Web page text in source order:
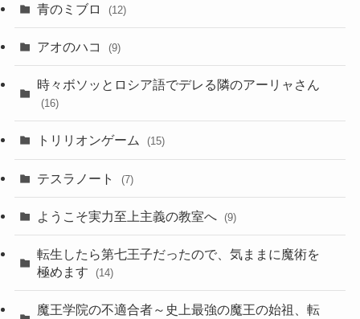
青のミブロ (12)
アオのハコ (9)
時々ボソッとロシア語でデレる隣のアーリャさん
(16)
トリリオンゲーム (15)
テスラノート (7)
ようこそ実力至上主義の教室へ (9)
転生したら第七王子だったので、気ままに魔術を
極めます
(14)
魔王学院の不適合者～史上最強の魔王の始祖、転